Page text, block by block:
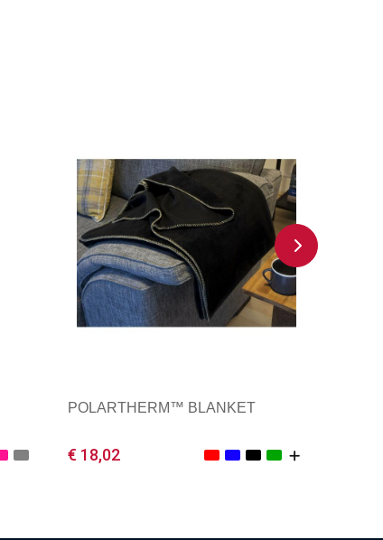
POLARTHERM™ BLANKET
€ 18,02